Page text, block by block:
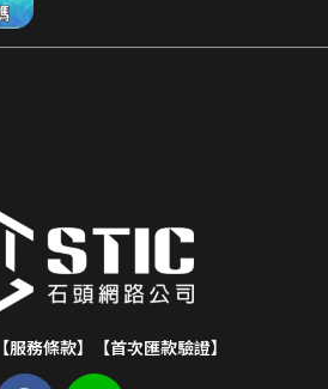
【服務條款】 【首次匯款驗證】